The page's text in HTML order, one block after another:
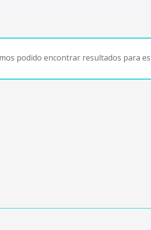
podido encontrar resultados para